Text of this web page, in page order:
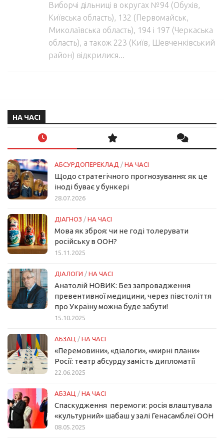
Виборчі дільниці в округах №94 (Обухів,
Київська область), 132 (Первомайськ,
Миколаївська область), 194 і 197 (Черкаська
область), а також 223 (Київ, Шевченківський
район) відкрилися...
НА ЧАСІ
АБСУРДОПЕРЕКЛАД / НА ЧАСІ
Щодо стратегічного прогнозування: як це
іноді буває у бункері
28.07.2026
ДІАГНОЗ / НА ЧАСІ
Мова як зброя: чи не годі толерувати
російську в ООН?
15.11.2025
ДІАЛОГИ / НА ЧАСІ
Анатолій НОВИК: Без запровадження
превентивної медицини, через півстоліття
про Україну можна буде забути!
15.10.2025
АБЗАЦ / НА ЧАСІ
«Перемовини», «діалоги», «мирні плани»
Росії: театр абсурду замість дипломатії
22.06.2025
АБЗАЦ / НА ЧАСІ
Спаскудження перемоги: росія влаштувала
«культурний» шабаш у залі Генасамблеї ООН
08.05.2025